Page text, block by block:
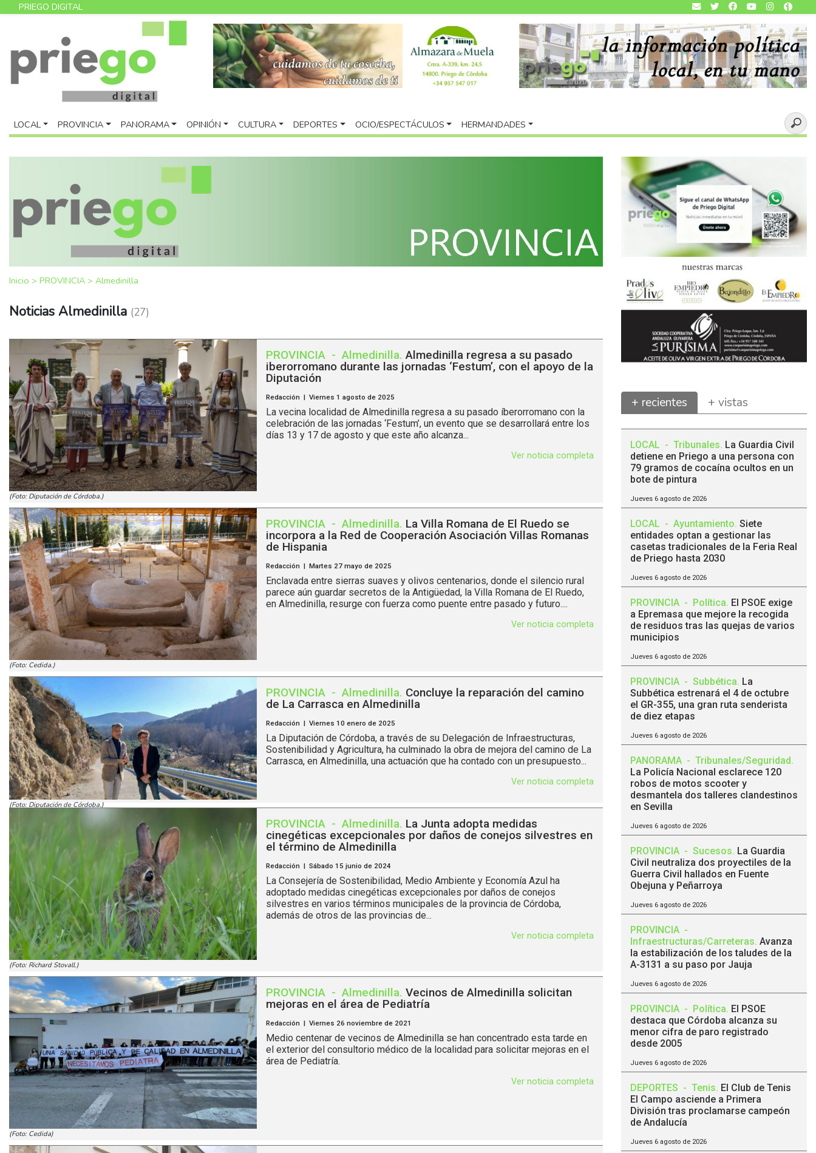
PRIEGO DIGITAL
LOCAL PROVINCIA PANORAMA OPINIÓN CULTURA DEPORTES OCIO/ESPECTÁCULOS HERMANDADES
Inicio > PROVINCIA > Almedinilla
Noticias Almedinilla (27)
(Foto: Diputación de Córdoba.)
PROVINCIA - Almedinilla. Almedinilla regresa a su pasado
iberorromano durante las jornadas ‘Festum’, con el apoyo de la
Diputación
Redacción | Viernes 1 agosto de 2025
La vecina localidad de Almedinilla regresa a su pasado íberorromano con la
celebración de las jornadas ‘Festum’, un evento que se desarrollará entre los
días 13 y 17 de agosto y que este año alcanza...
Ver noticia completa
(Foto: Cedida.)
PROVINCIA - Almedinilla. La Villa Romana de El Ruedo se
incorpora a la Red de Cooperación Asociación Villas Romanas
de Hispania
Redacción | Martes 27 mayo de 2025
Enclavada entre sierras suaves y olivos centenarios, donde el silencio rural
parece aún guardar secretos de la Antigüedad, la Villa Romana de El Ruedo,
en Almedinilla, resurge con fuerza como puente entre pasado y futuro....
Ver noticia completa
(Foto: Diputación de Córdoba.)
PROVINCIA - Almedinilla. Concluye la reparación del camino
de La Carrasca en Almedinilla
Redacción | Viernes 10 enero de 2025
La Diputación de Córdoba, a través de su Delegación de Infraestructuras,
Sostenibilidad y Agricultura, ha culminado la obra de mejora del camino de La
Carrasca, en Almedinilla, una actuación que ha contado con un presupuesto...
Ver noticia completa
(Foto: Richard Stovall.)
PROVINCIA - Almedinilla. La Junta adopta medidas
cinegéticas excepcionales por daños de conejos silvestres en
el término de Almedinilla
Redacción | Sábado 15 junio de 2024
La Consejería de Sostenibilidad, Medio Ambiente y Economía Azul ha
adoptado medidas cinegéticas excepcionales por daños de conejos
silvestres en varios términos municipales de la provincia de Córdoba,
además de otros de las provincias de...
Ver noticia completa
(Foto: Cedida)
PROVINCIA - Almedinilla. Vecinos de Almedinilla solicitan
mejoras en el área de Pediatría
Redacción | Viernes 26 noviembre de 2021
Medio centenar de vecinos de Almedinilla se han concentrado esta tarde en
el exterior del consultorio médico de la localidad para solicitar mejoras en el
área de Pediatría.
Ver noticia completa
+ recientes + vistas
LOCAL - Tribunales. La Guardia Civil
detiene en Priego a una persona con
79 gramos de cocaína ocultos en un
bote de pintura
Jueves 6 agosto de 2026
LOCAL - Ayuntamiento. Siete
entidades optan a gestionar las
casetas tradicionales de la Feria Real
de Priego hasta 2030
Jueves 6 agosto de 2026
PROVINCIA - Política. El PSOE exige
a Epremasa que mejore la recogida
de residuos tras las quejas de varios
municipios
Jueves 6 agosto de 2026
PROVINCIA - Subbética. La
Subbética estrenará el 4 de octubre
el GR-355, una gran ruta senderista
de diez etapas
Jueves 6 agosto de 2026
PANORAMA - Tribunales/Seguridad.
La Policía Nacional esclarece 120
robos de motos scooter y
desmantela dos talleres clandestinos
en Sevilla
Jueves 6 agosto de 2026
PROVINCIA - Sucesos. La Guardia
Civil neutraliza dos proyectiles de la
Guerra Civil hallados en Fuente
Obejuna y Peñarroya
Jueves 6 agosto de 2026
PROVINCIA -
Infraestructuras/Carreteras. Avanza
la estabilización de los taludes de la
A-3131 a su paso por Jauja
Jueves 6 agosto de 2026
PROVINCIA - Política. El PSOE
destaca que Córdoba alcanza su
menor cifra de paro registrado
desde 2005
Jueves 6 agosto de 2026
DEPORTES - Tenis. El Club de Tenis
El Campo asciende a Primera
División tras proclamarse campeón
de Andalucía
Jueves 6 agosto de 2026